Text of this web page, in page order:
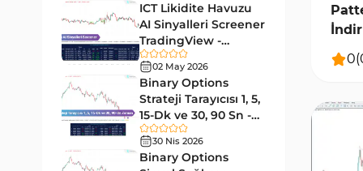
0(
Forward Piyasası MT4
Göstergeleri
Döngüler MT4 Göstergeleri
Arz ve Talep MT4 Göstergeleri
Kırılma MT4 Göstergeleri 95
Likidite MT4 Göstergeleri
ICT Likidite Havuzu
AI Sinyalleri Screener
TradingView -
[TradingFinder]
Ücretsiz
02 May 2026
Binary Options
Strateji Tarayıcısı 1, 5,
15-Dk ve 30, 90 Sn -
[TradingFinder]
30 Nis 2026
Binary Options